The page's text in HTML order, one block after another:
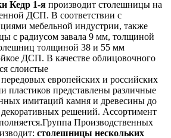
Кедр 1-я производит столешницы на
ДСП. В соответствии с
мебельной индустрии, также
с радиусом завала 9 мм, толщиной
толщиной 38 и 55 мм
ДСП. В качестве облицовочного
слоистые
передовых европейских и российских
пластиков представлены различные
имитаций камня и древесины до
решений. Ассортимент
Производственных
столешницы нескольких